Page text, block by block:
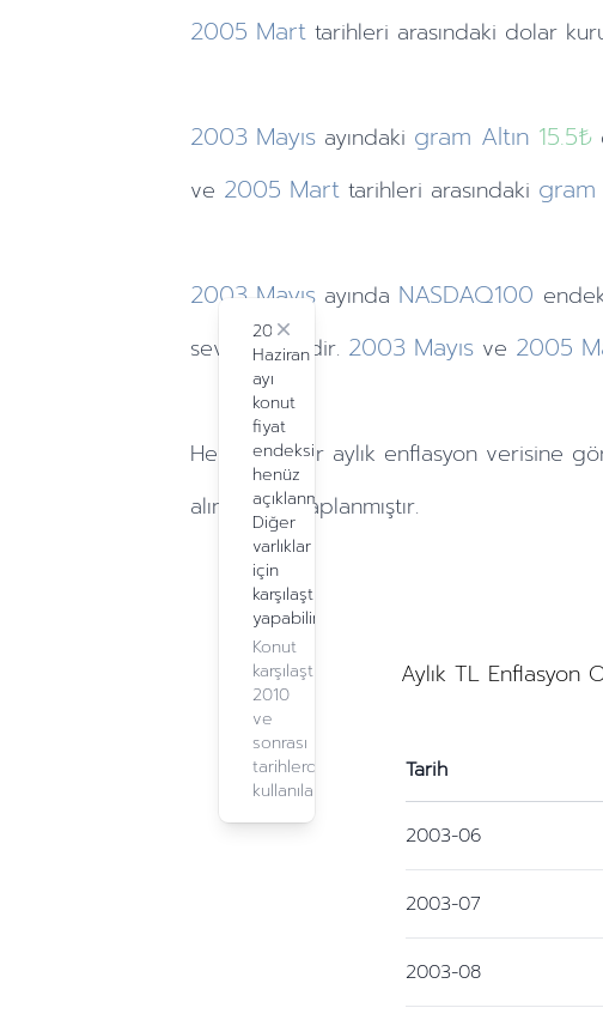
2005 Mart tarihleri arasındaki dolar
2003 Mayıs ayındaki gram Altın 15.5₺
ve 2005 Mart tarihleri arasındaki gram
2024
Haziran
ayı
konut
fiyat
endeksi
henüz
açıklanmadı.
Diğer
varlıklar
için
karşılaştırma
yapabilirsiniz.
Konut
karşılaştırma,
2010
ve
sonrası
tarihlerde
kullanılabilir.
Close
2003 Mayıs ayında NASDAQ100
seviyesindedir. 2003 Mayıs ve 2005
Hesaplamalar aylık enflasyon verisine
alınarak hesaplanmıştır.
Aylık TL Enflasyon
Tarih
2003-06
2003-07
2003-08